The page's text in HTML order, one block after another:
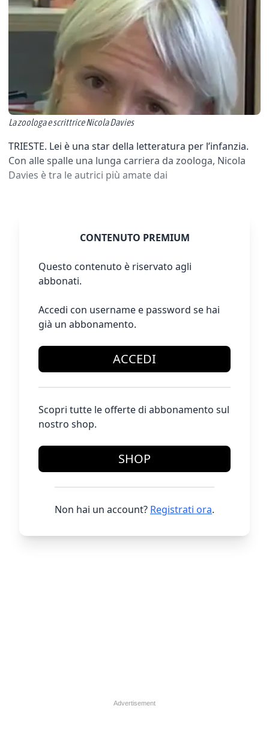
La zoologa e scrittrice Nicola Davies
TRIESTE. Lei è una star della letteratura per l’infanzia.
Con alle spalle una lunga carriera da zoologa, Nicola
Davies è tra le autrici più amate dai
CONTENUTO PREMIUM
Questo contenuto è riservato agli
abbonati.
Accedi con username e password se hai
già un abbonamento.
ACCEDI
Scopri tutte le offerte di abbonamento sul
nostro shop.
SHOP
Non hai un account? Registrati ora.